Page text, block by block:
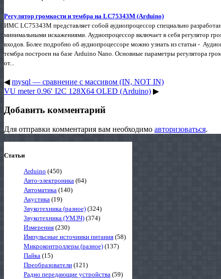
Регулятор громкости и тембра на LC75343M (Arduino)
ИМС LC75343M представляет собой аудиопроцессор специально
минимальными искажениями. Аудиопроцессор включает в себя регулятор
входов. Более подробно об аудиопроцессоре можно узнать из статьи -
тембра построен на базе Arduino Nano. Основные параметры регулятора
от...
◀mysql — сравнение с массивом (IN, NOT IN)
VU meter 0.96′ I2C 128X64 OLED (Arduino) ▶
Добавить комментарий
Для отправки комментария вам необходимо авторизоваться.
Статьи
Arduino (450)
Авто-электроника (64)
Автоматика (140)
Акустика (19)
Звукотехника (разное) (324)
Звукотехника (УМЗЧ) (374)
Измерения (230)
Импульсные источники питания (58)
Микроконтроллеры (разное) (137)
Пайка (15)
Преобразователи (121)
Радио передающие устройства (59)